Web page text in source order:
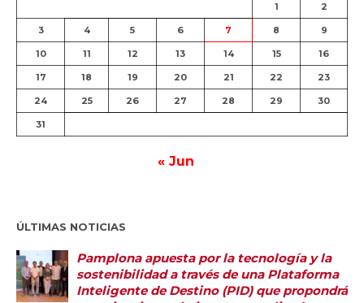
1 2
3 4 5 6 7 8 9
10 11 12 13 14 15 16
17 18 19 20 21 22 23
24 25 26 27 28 29 30
31
« Jun
ÚLTIMAS NOTICIAS
Pamplona apuesta por la tecnología y la
sostenibilidad a través de una Plataforma
Inteligente de Destino (PID) que propondrá